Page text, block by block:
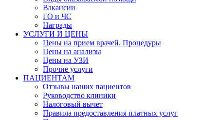
Вакансии
ГО и ЧС
Награды
УСЛУГИ И ЦЕНЫ
Цены на прием врачей. Процедуры
Цены на анализы
Цены на УЗИ
Прочие услуги
ПАЦИЕНТАМ
Отзывы наших пациентов
Руководство клиники
Налоговый вычет
Правила предоставления платных услуг